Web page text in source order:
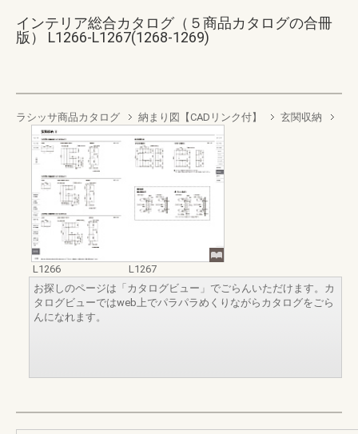
インテリア総合カタログ（５商品カタログの合冊
版） L1266-L1267(1268-1269)
ラシッサ商品カタログ 納まり図【CADリンク付】 玄関収納
L1266
L1267
お探しのページは「カタログビュー」でごらんいただけます。カ
タログビューではweb上でパラパラめくりながらカタログをごら
んになれます。